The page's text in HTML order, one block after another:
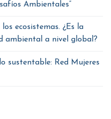
Ambientales”
ecosistemas. ¿Es la
ambiental a nivel global?
sustentable: Red Mujeres